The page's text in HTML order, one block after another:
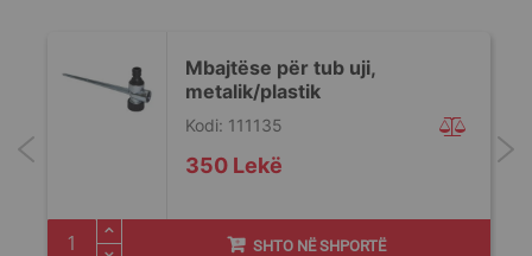
Mbajtëse për tub uji,
metalik/plastik
350 Lekë
Kodi: 111135
SHTO NË SHPORTË